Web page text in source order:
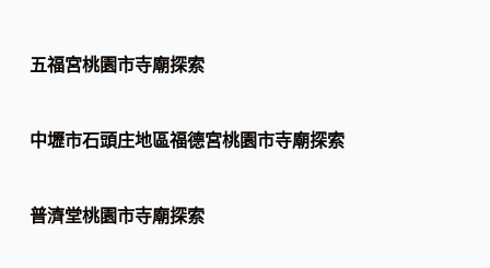
五福宮桃園市寺廟探索
中壢市石頭庄地區福德宮桃園市寺廟探索
普濟堂桃園市寺廟探索